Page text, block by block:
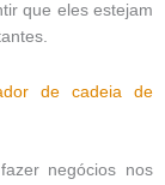
que eles estejam
de cadeia de
negócios nos